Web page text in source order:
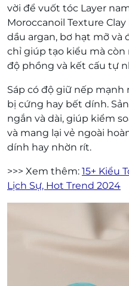
vời để vuốt tóc Layer
Moroccanoil Texture
dầu argan, bơ hạt mỡ
chỉ giúp tạo kiểu mà
độ phồng và kết cấu tự
Sáp có độ giữ nếp
bị cứng hay bết dính.
ngắn và dài, giúp kiểm
và mang lại vẻ ngoài
dính hay nhờn rít.
>>> Xem thêm: 15+ Kiểu
Lịch Sự, Hot Trend 2024